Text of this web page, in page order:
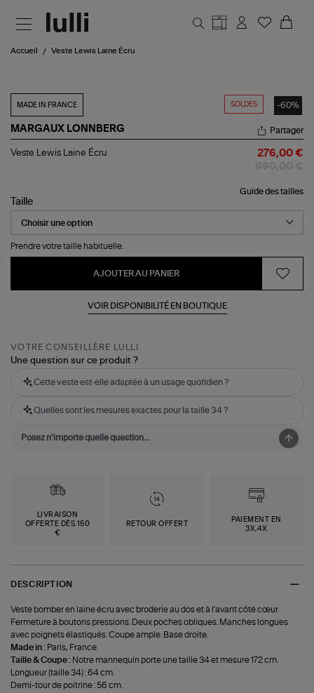
Accueil Veste Lewis Laine Écru
SOLDES -60%
MADE IN FRANCE
MARGAUX LONNBERG
Veste
Partager
Veste Lewis Laine Écru 276,00 €
Guide des tailles
Taille
Prendre votre taille habituelle.
AJOUTER AU PANIER
VOIR DISPONIBILITÉ EN BOUTIQUE
VOTRE CONSEILLÈRE LULLI
Une question sur ce produit ?
Cette veste est-elle adaptée à un usage quotidien ?
Quelles sont les mesures exactes pour la taille 34 ?
LIVRAISON
OFFERTE DÈS 150
€
RETOUR OFFERT
PAIEMENT EN
3X,4X
DESCRIPTION
Veste bomber en laine écru avec broderie au dos et à l'avant côté cœur.
Fermeture à boutons pressions. Deux poches obliques. Manches longues
avec poignets élastiqués. Coupe ample. Base droite.
Made in : Paris, France.
Taille & Coupe : Notre mannequin porte une taille 34 et mesure 172 cm.
Longueur (taille 34) : 64 cm.
Demi-tour de poitrine : 56 cm.